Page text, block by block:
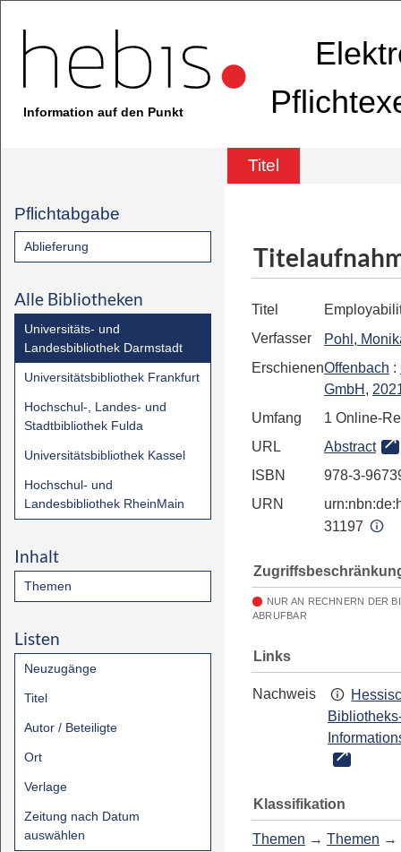
Information auf den Punkt
Titel
Pflichtabgabe
Ablieferung
Alle Bibliotheken
Universitäts- und
Landesbibliothek Darmstadt
Universitätsbibliothek Frankfurt
Hochschul-, Landes- und
Stadtbibliothek Fulda
Universitätsbibliothek Kassel
Hochschul- und
Landesbibliothek RheinMain
Inhalt
Themen
Listen
Neuzugänge
Titel
Autor / Beteiligte
Ort
Verlage
Zeitung nach Datum
auswählen
Titel
Verfasser
Pohl,
ErschienenOffenbach :
GmbH ,
Umfang
1 Online-
URL
Abstract
ISBN
978-3-
URN
31197
NUR AN RECHNERN DER
ABRUFBAR
Links
Nachweis
Klassifikation
Themen → Themen →